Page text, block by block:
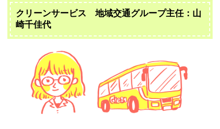
クリーンサービス 地域交通グループ主任：山
崎千佳代